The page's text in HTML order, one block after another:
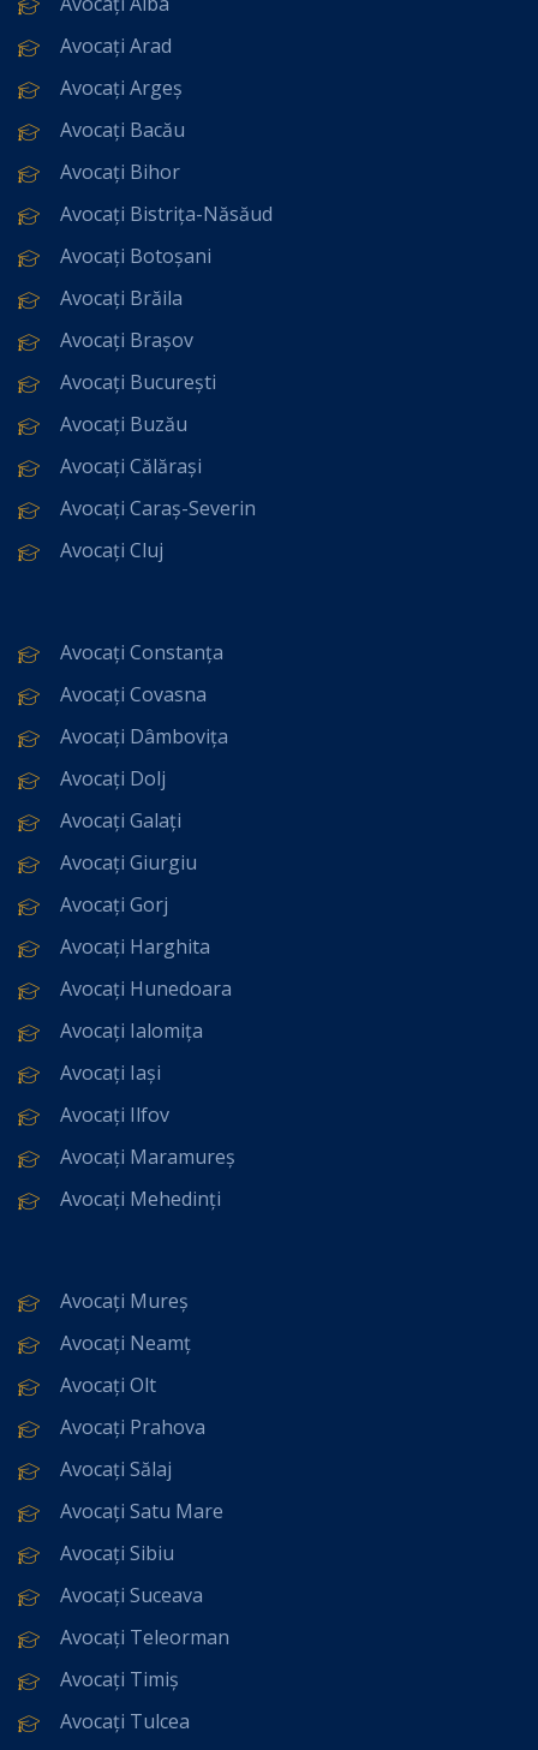
Avocați Arad
Avocați Argeș
Avocați Bacău
Avocați Bihor
Avocați Bistrița-Năsăud
Avocați Botoșani
Avocați Brăila
Avocați Brașov
Avocați București
Avocați Buzău
Avocați Călărași
Avocați Caraș-Severin
Avocați Cluj
Avocați Constanța
Avocați Covasna
Avocați Dâmbovița
Avocați Dolj
Avocați Galați
Avocați Giurgiu
Avocați Gorj
Avocați Harghita
Avocați Hunedoara
Avocați Ialomița
Avocați Iași
Avocați Ilfov
Avocați Maramureș
Avocați Mehedinți
Avocați Mureș
Avocați Neamț
Avocați Olt
Avocați Prahova
Avocați Sălaj
Avocați Satu Mare
Avocați Sibiu
Avocați Suceava
Avocați Teleorman
Avocați Timiș
Avocați Tulcea